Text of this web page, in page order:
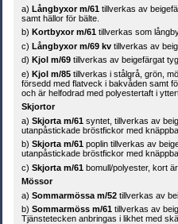
a) Långbyxor m/61 tillverkas av
samt hällor för bälte.
b) Kortbyxor m/61 tillverkas som
c) Långbyxor m/69 kv tillverkas av
d) Kjol m/69 tillverkas av beigefärgat
e) Kjol m/85 tillverkas i stålgrå, grön,
försedd med flatveck i bakvåden samt
och är helfodrad med polyestertaft i
Skjortor
a) Skjorta m/61 syntet, tillverkas av
utanpåstickade bröstfickor med
b) Skjorta m/61 poplin tillverkas av
utanpåstickade bröstfickor med
c) Skjorta m/61 bomull/polyester, kort
Mössor
a) Sommarmössa m/52 tillverkas av
b) Sommarmöss m/61 tillverkas av
Tjänstetecken anbringas i likhet med